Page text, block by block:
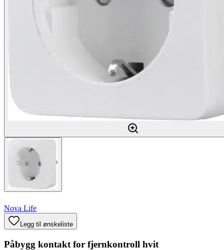
Nova Life
Legg til ønskeliste
Påbygg kontakt for fjernkontroll hvit